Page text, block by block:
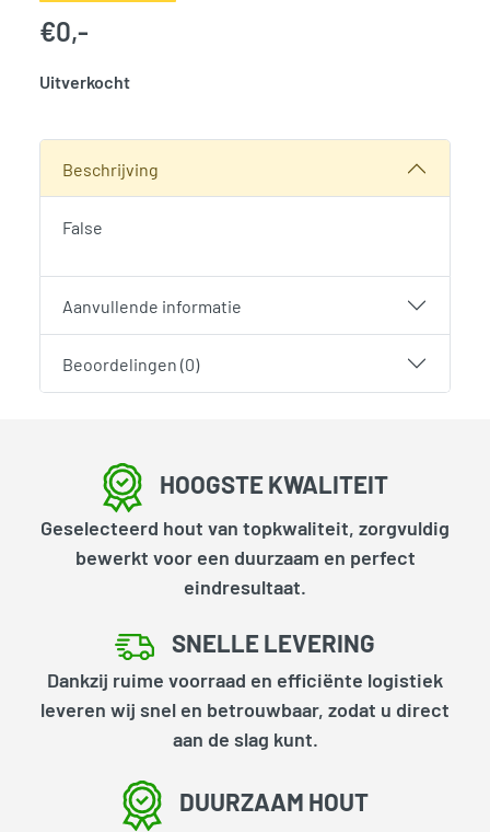
€0,-
Uitverkocht
Beschrijving
False
Aanvullende informatie
Beoordelingen (0)
HOOGSTE KWALITEIT
Geselecteerd hout van topkwaliteit, zorgvuldig
bewerkt voor een duurzaam en perfect
eindresultaat.
SNELLE LEVERING
Dankzij ruime voorraad en efficiënte logistiek
leveren wij snel en betrouwbaar, zodat u direct
aan de slag kunt.
DUURZAAM HOUT